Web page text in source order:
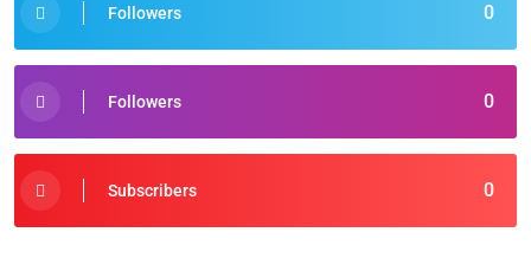
0
Followers
0
Followers
0
Subscribers